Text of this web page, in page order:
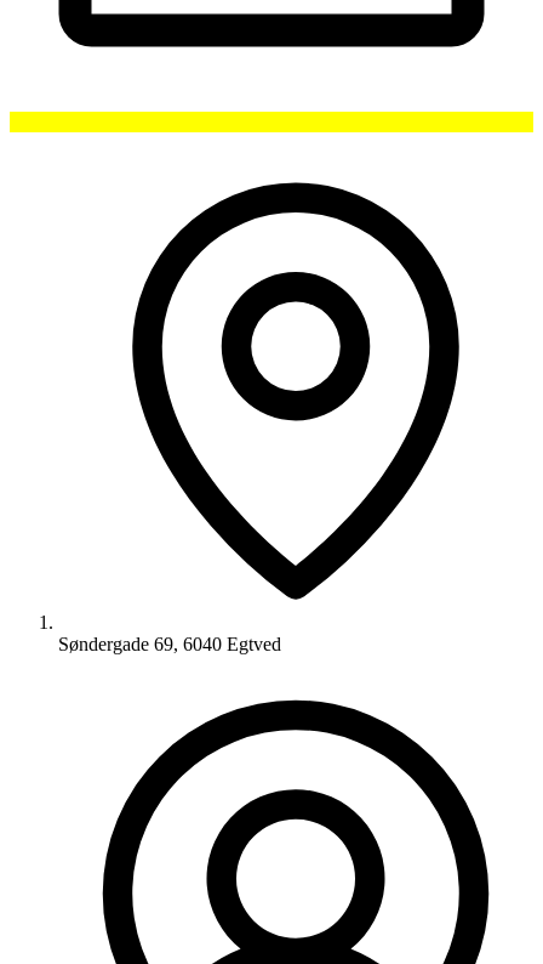
Søndergade 69, 6040 Egtved